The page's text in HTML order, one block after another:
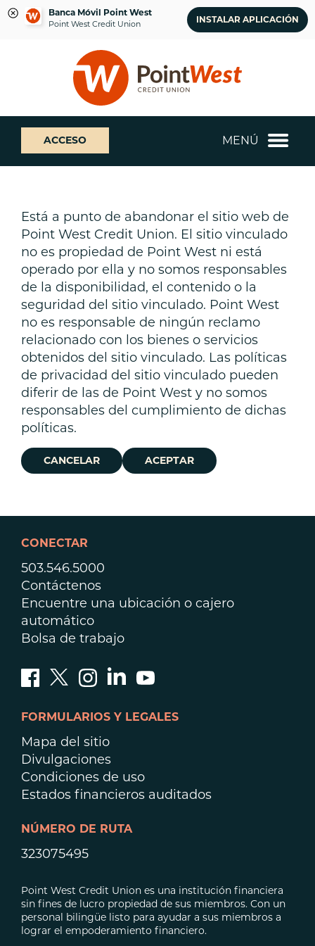
Banca Móvil Point West
Point West Credit Union INSTALAR APLICACIÓN
sesión
banca
web
¿Qué
podemos
ayudarte
a
ACCESO MENÚ
Está a punto de abandonar el sitio web de
Point West Credit Union. El sitio vinculado
no es propiedad de Point West ni está
operado por ella y no somos responsables
de la disponibilidad, el contenido o la
seguridad del sitio vinculado. Point West
no es responsable de ningún reclamo
relacionado con los bienes o servicios
obtenidos del sitio vinculado. Las políticas
de privacidad del sitio vinculado pueden
diferir de las de Point West y no somos
responsables del cumplimiento de dichas
políticas.
CANCELAR ACEPTAR
CONECTAR
503.546.5000
Contáctenos
Encuentre una ubicación o cajero
automático
Bolsa de trabajo
FORMULARIOS Y LEGALES
Mapa del sitio
Divulgaciones
Condiciones de uso
Estados financieros auditados
NÚMERO DE RUTA
323075495
Point West Credit Union es una institución financiera
sin fines de lucro propiedad de sus miembros. Con un
personal bilingüe listo para ayudar a sus miembros a
lograr el empoderamiento financiero.